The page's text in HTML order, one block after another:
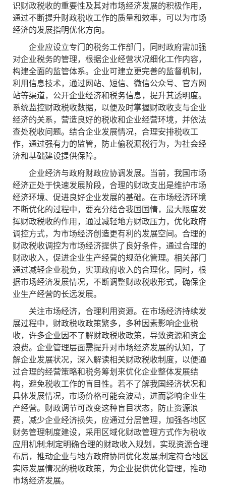
识财政税收的重要性及其对市场经济发展的积极作用，
通过不断提升财政税收工作的质量和效率，可以为市场
经济的发展指明优化方向。
企业应设立专门的税务工作部门，同时政府需加强
对企业税务的管理，根据企业经营状况细化工作内容，
构建全面的监管体系。企业可建立更完善的监督机制，
利用信息技术，通过网站、短信、微信公众号、官方网
站等渠道，公开企业经济和税务信息，提升其透明度。
系统监控财政税收数据，以便及时掌握财政收支与企业
经济的关系，营造良好的税收和企业经营环境，并依法
查处税收问题。结合企业发展情况，合理安排税收工
作，通过强有力的监管，防止偷税漏税行为，为社会经
济和基础建设提供保障。
企业经济与政府财政应协调发展。当前，我国市场
经济正处于快速发展阶段，合理的财政支出是维护市场
经济环境、促进良好企业发展的基础。在市场经济环境
不断优化的过程中，要充分结合我国国情，最大限度发
挥财政税收的作用，通过减轻地方财政压力，优化政府
调控方式，为市场经济创造更有利的发展空间。合理的
财政税收调控为市场经济提供了良好条件，通过合理的
财政收入，促进企业生产经营的规范化管理。相关部门
通过减轻企业税负，实现政府收入的合理化，同时，根
据市场经济发展情况，不断调整财政税收形式，确保企
业生产经营的长远发展。
关注市场经济，合理利用资源。在市场经济持续发
展过程中，财政税收政策繁多，多种因素影响企业税
收，许多企业因不了解财政税收政策，导致资源和资金
浪费。企业管理层面需提升对市场经济发展的认知，了
解企业发展状况，深入解读相关财政税收制度，以便通
过合理的经营策略和税务筹划来优化企业整体发展结
构，避免税收工作的盲目性。若不了解我国经济状况和
具体发展情况，市场价格可能会波动，进而影响企业生
产经营。财政调节可改变这种盲目状态，防止资源浪
费，减少企业经济损失，应通过分层管理，加强各地区
财务管理制度建设，采用区域化财政管理方式作为税收
应用机制;制定明确合理的财政收入规划，实现资源合理
布局，推动企业与地方政府协同优化发展;制定符合地区
实际发展情况的税收政策，为企业提供优化管理，推动
市场经济发展。